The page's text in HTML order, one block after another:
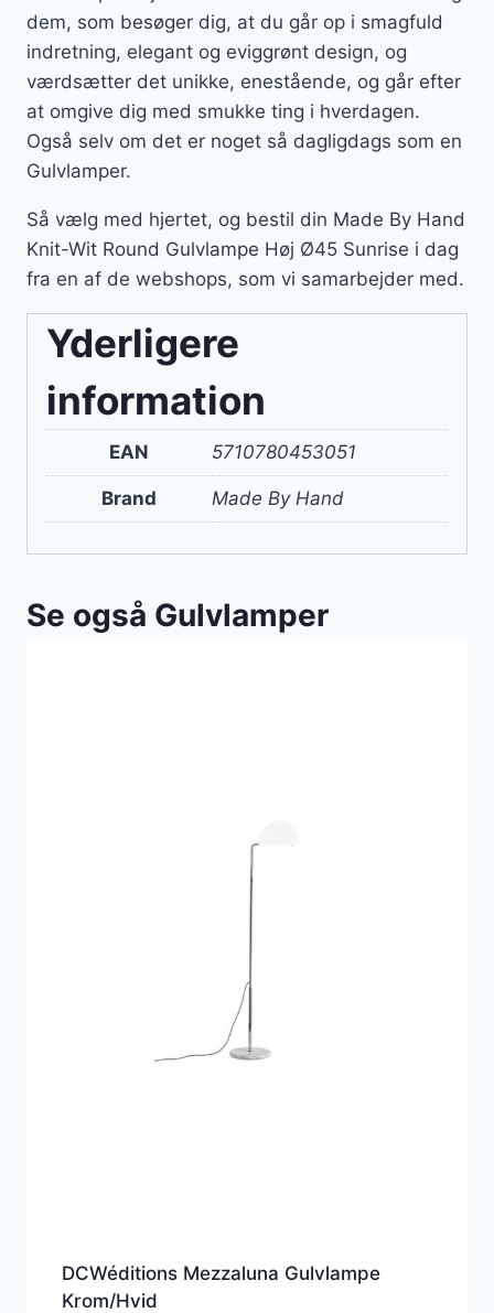
dem, som besøger dig, at du går op i smagfuld
indretning, elegant og eviggrønt design, og
værdsætter det unikke, enestående, og går efter
at omgive dig med smukke ting i hverdagen.
Også selv om det er noget så dagligdags som en
Gulvlamper.
Så vælg med hjertet, og bestil din Made By Hand
Knit-Wit Round Gulvlampe Høj Ø45 Sunrise i dag
fra en af de webshops, som vi samarbejder med.
Yderligere
information
EAN 5710780453051
Brand Made By Hand
Se også Gulvlamper
DCWéditions Mezzaluna Gulvlampe
Krom/Hvid